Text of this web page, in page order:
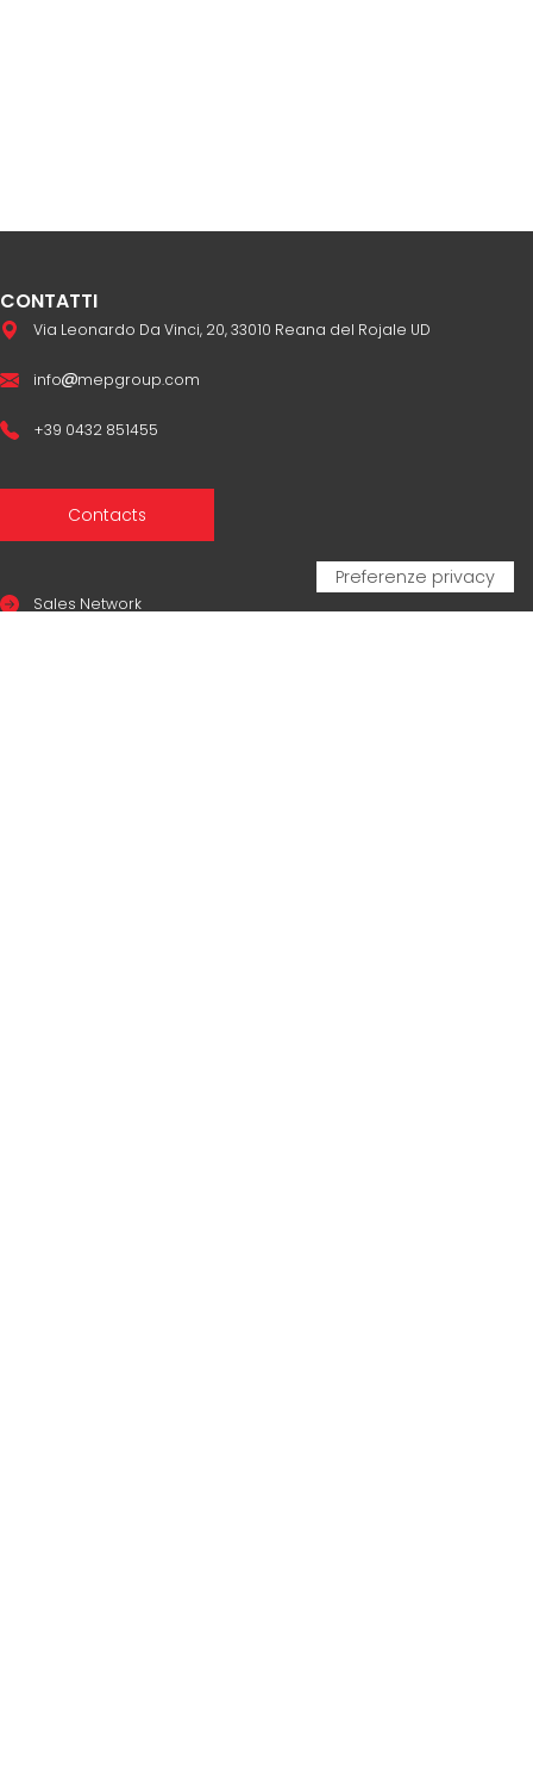
CONTATTI
Via Leonardo Da Vinci, 20, 33010 Reana del Rojale UD
info mepgroup.com
+39 0432 851455
Contacts
Sales Network